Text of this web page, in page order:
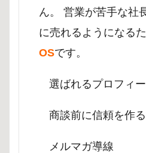
ん。 営業が苦手な社
に売れるようになる
OSです。
選ばれるプロフィ
商談前に信頼を作
メルマガ導線